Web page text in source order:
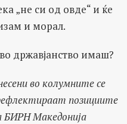
„не си од овде“ и ќе
и морал.
државјанство имаш?
во колумните се
позициите
БИРН Македонија